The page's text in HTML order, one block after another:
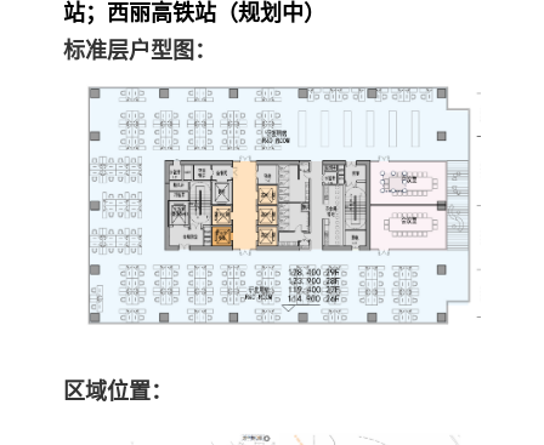
站；西丽高铁站（规划中）
标准层户型图：
区域位置：